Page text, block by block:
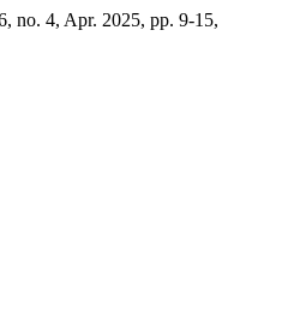
no. 4, Apr. 2025, pp. 9-15,